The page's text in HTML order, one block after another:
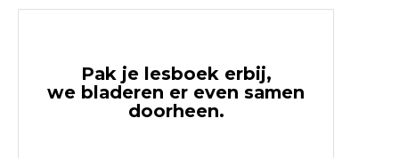
Pak je lesboek erbij,
we bladeren er even samen
doorheen.